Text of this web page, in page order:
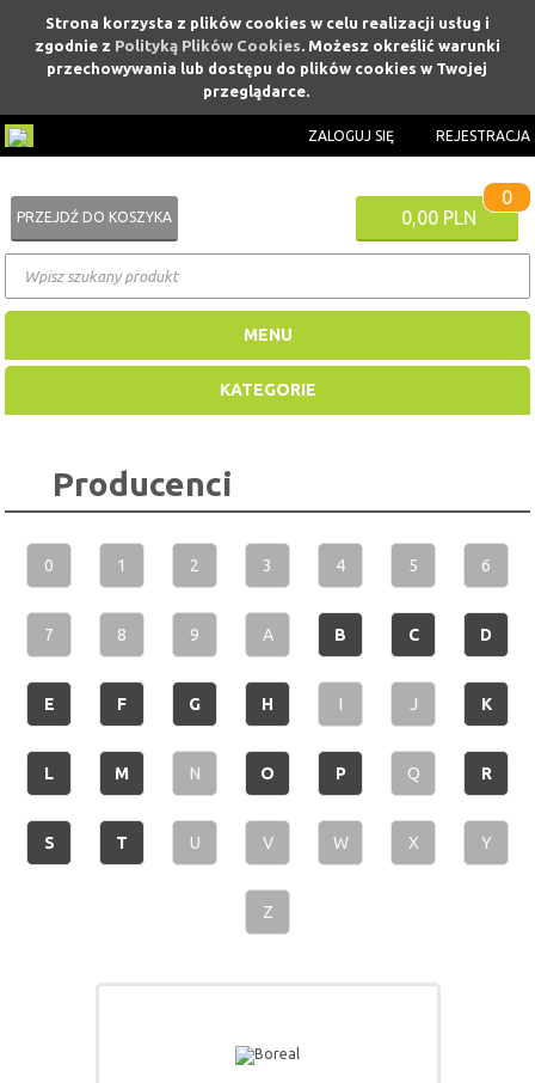
Strona korzysta z plików cookies w celu realizacji usług i
zgodnie z Polityką Plików Cookies. Możesz określić warunki
przechowywania lub dostępu do plików cookies w Twojej
przeglądarce.
ZALOGUJ SIĘ REJESTRACJA
0,00 PLN
0
PRZEJDŹ DO KOSZYKA
MENU
KATEGORIE
Producenci
0 1 2 3 4 5 6
7 8 9 A B C D
E F G H I J K
L M N O P Q R
S T U V W X Y
Z